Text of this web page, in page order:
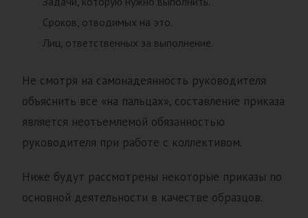
Сроков, отводимых на это.
Лиц, ответственных за выполнение.
Не смотря на самонадеянность руководителя
объяснить все «на пальцах», составление приказа
является неотъемлемой обязанностью
руководителя при работе с коллективом.
Ниже будут рассмотрены некоторые приказы по
основной деятельности в качестве образцов.